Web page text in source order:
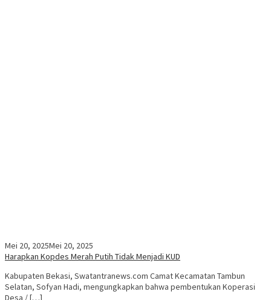
Mei 20, 2025Mei 20, 2025
Harapkan Kopdes Merah Putih Tidak Menjadi KUD
Kabupaten Bekasi, Swatantranews.com Camat Kecamatan Tambun
Selatan, Sofyan Hadi, mengungkapkan bahwa pembentukan Koperasi
Desa / […]